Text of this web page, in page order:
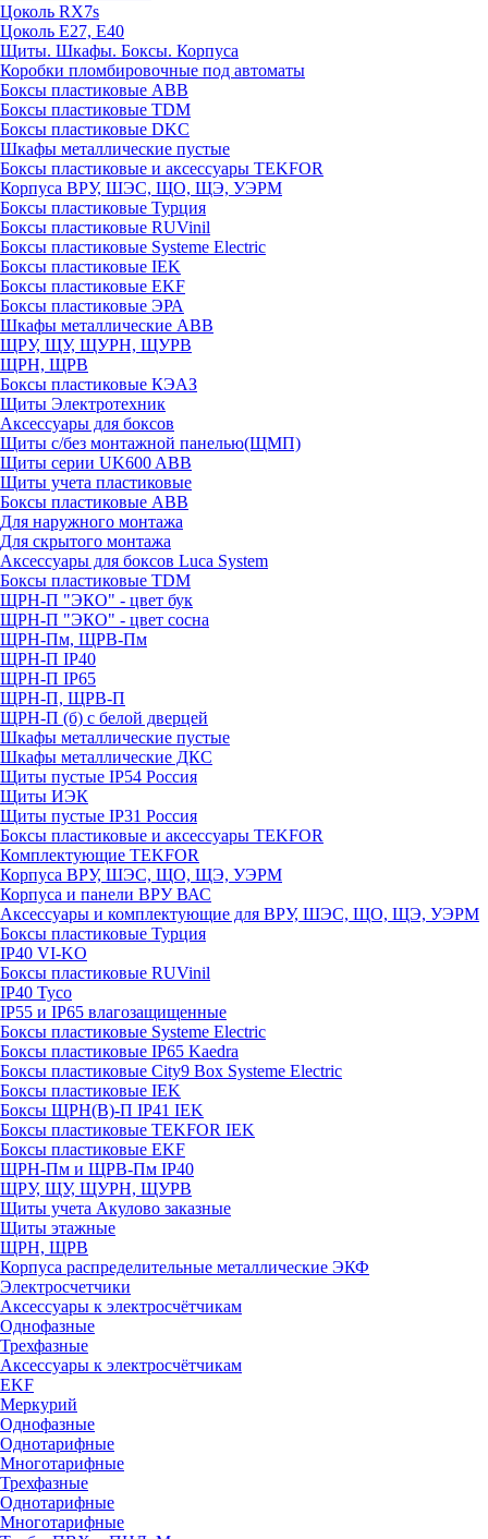
Цоколь RX7s
Цоколь Е27, E40
Щиты. Шкафы. Боксы. Корпуса
Коробки пломбировочные под автоматы
Боксы пластиковые ABB
Боксы пластиковые TDM
Боксы пластиковые DKC
Шкафы металлические пустые
Боксы пластиковые и аксессуары TEKFOR
Корпуса ВРУ, ШЭС, ЩО, ЩЭ, УЭРМ
Боксы пластиковые Турция
Боксы пластиковые RUVinil
Боксы пластиковые Systeme Electric
Боксы пластиковые IEK
Боксы пластиковые EKF
Боксы пластиковые ЭРА
Шкафы металлические ABB
ЩРУ, ЩУ, ЩУРН, ЩУРВ
ЩРН, ЩРВ
Боксы пластиковые КЭАЗ
Щиты Электротехник
Аксессуары для боксов
Щиты с/без монтажной панелью(ЩМП)
Щиты серии UK600 ABB
Щиты учета пластиковые
Боксы пластиковые ABB
Для наружного монтажа
Для скрытого монтажа
Аксессуары для боксов Luca System
Боксы пластиковые TDM
ЩРН-П "ЭКО" - цвет бук
ЩРН-П "ЭКО" - цвет сосна
ЩРН-Пм, ЩРВ-Пм
ЩРН-П IP40
ЩРН-П IP65
ЩРН-П, ЩРВ-П
ЩРН-П (б) с белой дверцей
Шкафы металлические пустые
Шкафы металлические ДКС
Щиты пустые IP54 Россия
Щиты ИЭК
Щиты пустые IP31 Россия
Боксы пластиковые и аксессуары TEKFOR
Комплектующие TEKFOR
Корпуса ВРУ, ШЭС, ЩО, ЩЭ, УЭРМ
Корпуса и панели ВРУ ВАС
Аксессуары и комплектующие для ВРУ, ШЭС, ЩО, ЩЭ, УЭРМ
Боксы пластиковые Турция
IP40 VI-KO
Боксы пластиковые RUVinil
IP40 Тусо
IP55 и IP65 влагозащищенные
Боксы пластиковые Systeme Electric
Боксы пластиковые IP65 Kaedra
Боксы пластиковые City9 Box Systeme Electric
Боксы пластиковые IEK
Боксы ЩРН(В)-П IP41 IEK
Боксы пластиковые TEKFOR IEK
Боксы пластиковые EKF
ЩРН-Пм и ЩРВ-Пм IP40
ЩРУ, ЩУ, ЩУРН, ЩУРВ
Щиты учета Акулово заказные
Щиты этажные
ЩРН, ЩРВ
Корпуса распределительные металлические ЭКФ
Электросчетчики
Аксессуары к электросчётчикам
Однофазные
Трехфазные
Аксессуары к электросчётчикам
EKF
Меркурий
Однофазные
Однотарифные
Многотарифные
Трехфазные
Однотарифные
Многотарифные